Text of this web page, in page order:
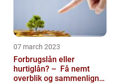
07 march 2023
Forbrugslån eller
hurtiglån? – Få nemt
overblik og sammenlign